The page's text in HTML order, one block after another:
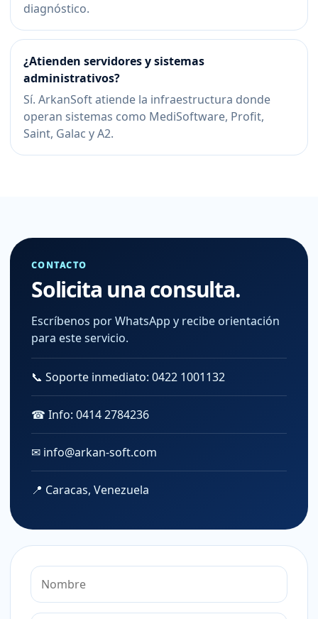
diagnóstico.
¿Atienden servidores y sistemas
administrativos?
Sí. ArkanSoft atiende la infraestructura donde
operan sistemas como MediSoftware, Profit,
Saint, Galac y A2.
CONTACTO
Solicita una consulta.
Escríbenos por WhatsApp y recibe orientación
para este servicio.
📞 Soporte inmediato: 0422 1001132
☎ Info: 0414 2784236
✉ info@arkan-soft.com
📍 Caracas, Venezuela